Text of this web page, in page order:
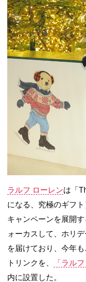
ラルフ ローレンは「
になる、究極のギフ
キャンペーンを展開
ォーカスして、ホリ
を届けており、今年
トリンクを、
「ラル
内に設置した。